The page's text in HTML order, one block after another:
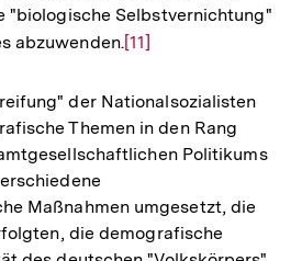
"biologische Selbstvernichtung"
abzuwenden.Zur
der
Fußnote
[11]
der Nationalsozialisten
Themen in den Rang
Politikums
Maßnahmen umgesetzt, die
die demografische